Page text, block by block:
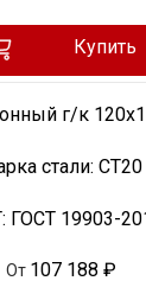
Купить
г/к
стали: СТ20
ГОСТ 19903-
От 107 188 ₽